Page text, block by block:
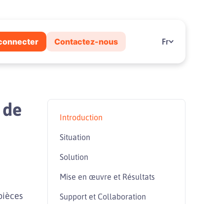
Contactez-nous Fr
Introduction
Situation
Solution
Mise en œuvre et Résultats
Support et Collaboration